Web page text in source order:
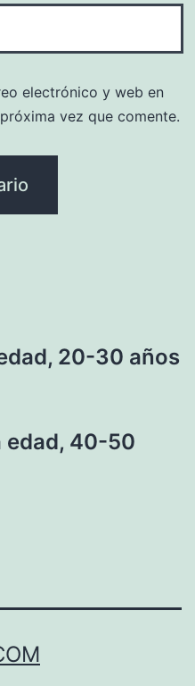
electrónico y web en
vez que comente.
20-30 años
edad, 40-50